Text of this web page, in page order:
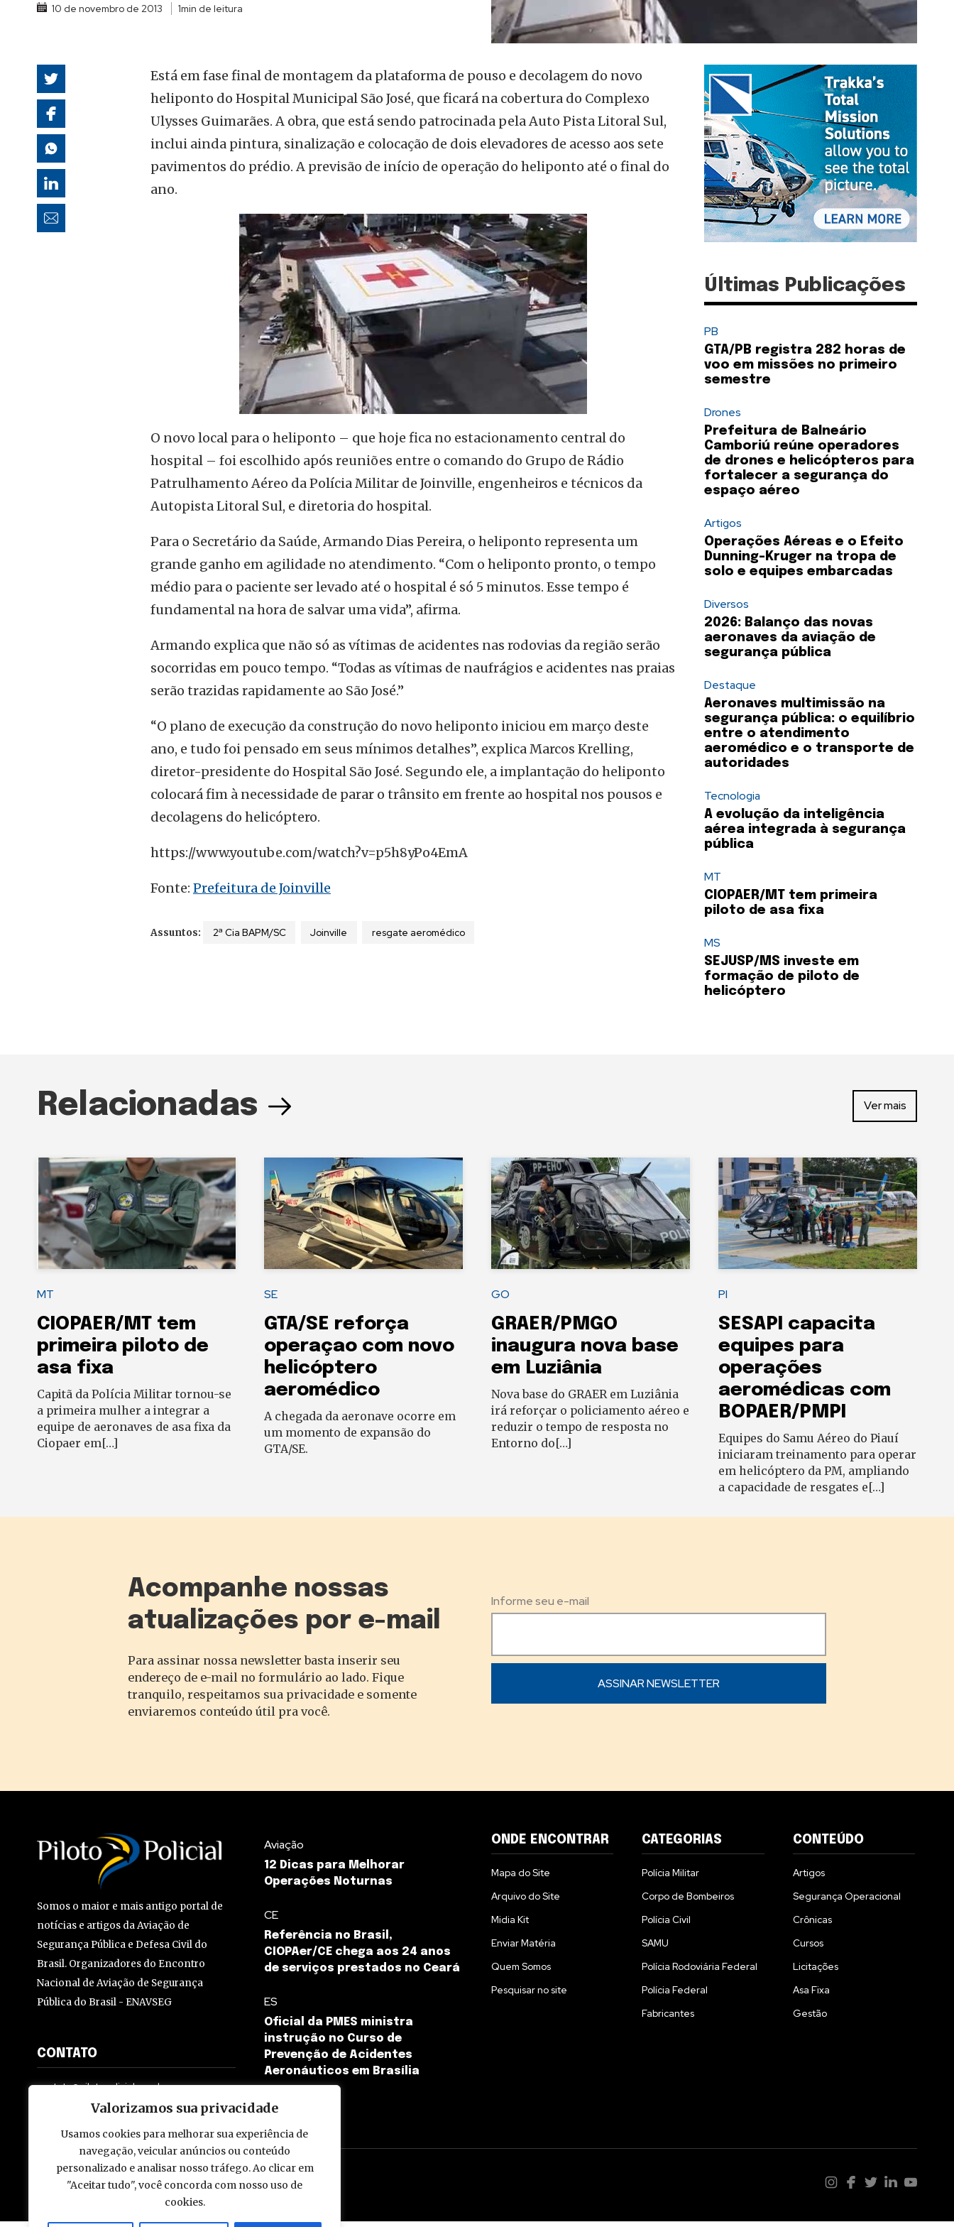
Valorizamos sua privacidade
Usamos cookies para melhorar sua experiência de
navegação, veicular anúncios ou conteúdo
personalizado e analisar nosso tráfego. Ao clicar em
"Aceitar tudo", você concorda com nosso uso de
cookies.
autoridades
10 de novembro de 2013 1min de leitura
Está em fase final de montagem da plataforma de pouso e decolagem do novo
heliponto do Hospital Municipal São José, que ficará na cobertura do Complexo
Ulysses Guimarães. A obra, que está sendo patrocinada pela Auto Pista Litoral Sul,
inclui ainda pintura, sinalização e colocação de dois elevadores de acesso aos sete
pavimentos do prédio. A previsão de início de operação do heliponto até o final do
ano.
O novo local para o heliponto – que hoje fica no estacionamento central do
hospital – foi escolhido após reuniões entre o comando do Grupo de Rádio
Patrulhamento Aéreo da Polícia Militar de Joinville, engenheiros e técnicos da
Autopista Litoral Sul, e diretoria do hospital.
Para o Secretário da Saúde, Armando Dias Pereira, o heliponto representa um
grande ganho em agilidade no atendimento. “Com o heliponto pronto, o tempo
médio para o paciente ser levado até o hospital é só 5 minutos. Esse tempo é
fundamental na hora de salvar uma vida”, afirma.
Armando explica que não só as vítimas de acidentes nas rodovias da região serão
socorridas em pouco tempo. “Todas as vítimas de naufrágios e acidentes nas praias
serão trazidas rapidamente ao São José.”
“O plano de execução da construção do novo heliponto iniciou em março deste
ano, e tudo foi pensado em seus mínimos detalhes”, explica Marcos Krelling,
diretor-presidente do Hospital São José. Segundo ele, a implantação do heliponto
colocará fim à necessidade de parar o trânsito em frente ao hospital nos pousos e
decolagens do helicóptero.
https://www.youtube.com/watch?v=p5h8yPo4EmA
Fonte: Prefeitura de Joinville
Assuntos: 2ª Cia BAPM/SC Joinville resgate aeromédico
Últimas Publicações
PB
GTA/PB registra 282 horas de
voo em missões no primeiro
semestre
Drones
Prefeitura de Balneário
Camboriú reúne operadores
de drones e helicópteros para
fortalecer a segurança do
espaço aéreo
Artigos
Operações Aéreas e o Efeito
Dunning-Kruger na tropa de
solo e equipes embarcadas
Diversos
2026: Balanço das novas
aeronaves da aviação de
segurança pública
Destaque
Aeronaves multimissão na
segurança pública: o equilíbrio
entre o atendimento
aeromédico e o transporte de
autoridades
Tecnologia
A evolução da inteligência
aérea integrada à segurança
pública
MT
CIOPAER/MT tem primeira
piloto de asa fixa
MS
SEJUSP/MS investe em
formação de piloto de
helicóptero
Relacionadas Ver mais
MT
CIOPAER/MT tem
primeira piloto de
asa fixa
Capitã da Polícia Militar tornou-se
a primeira mulher a integrar a
equipe de aeronaves de asa fixa da
Ciopaer em[…]
SE
GTA/SE reforça
operaçao com novo
helicóptero
aeromédico
A chegada da aeronave ocorre em
um momento de expansão do
GTA/SE.
GO
GRAER/PMGO
inaugura nova base
em Luziânia
Nova base do GRAER em Luziânia
irá reforçar o policiamento aéreo e
reduzir o tempo de resposta no
Entorno do[…]
PI
SESAPI capacita
equipes para
operações
aeromédicas com
BOPAER/PMPI
Equipes do Samu Aéreo do Piauí
iniciaram treinamento para operar
em helicóptero da PM, ampliando
a capacidade de resgates e[…]
Acompanhe nossas
atualizações por e-mail
Para assinar nossa newsletter basta inserir seu
endereço de e-mail no formulário ao lado. Fique
tranquilo, respeitamos sua privacidade e somente
enviaremos conteúdo útil pra você.
Informe seu e-mail
Somos o maior e mais antigo portal de
notícias e artigos da Aviação de
Segurança Pública e Defesa Civil do
Brasil. Organizadores do Encontro
Nacional de Aviação de Segurança
Pública do Brasil - ENAVSEG
CONTATO
contato@pilotopolicial.com.br
Aviação
12 Dicas para Melhorar
Operações Noturnas
CE
Referência no Brasil,
CIOPAer/CE chega aos 24 anos
de serviços prestados no Ceará
ES
Oficial da PMES ministra
instrução no Curso de
Prevenção de Acidentes
Aeronáuticos em Brasília
ONDE ENCONTRAR
Mapa do Site
Arquivo do Site
Midia Kit
Enviar Matéria
Quem Somos
Pesquisar no site
CATEGORIAS
Polícia Militar
Corpo de Bombeiros
Polícia Civil
SAMU
Polícia Rodoviária Federal
Polícia Federal
Fabricantes
CONTEÚDO
Artigos
Segurança Operacional
Crônicas
Cursos
Licitações
Asa Fixa
Gestão
© 2009 - 2026 Piloto Policial. Todos os direitos reservados. Brasil.